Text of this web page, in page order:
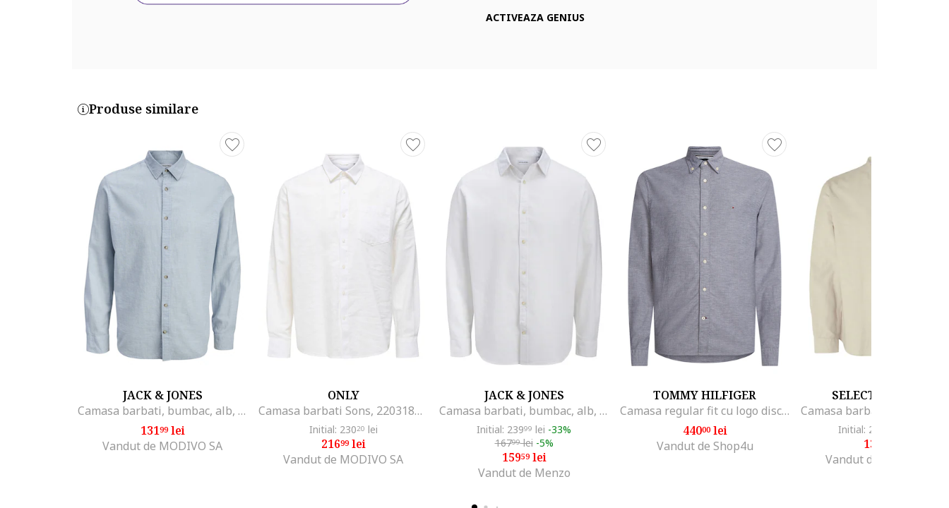
ACTIVEAZA GENIUS
Produse similare
JACK & JONES
Camasa barbati, bumbac, alb, sistem inchidere nasturi - 658977, Albastru deschis/Albastru
13199lei
Vandut de MODIVO SA
ONLY
Camasa barbati Sons, 22031804, In/Bumbac, Alb, Alb
Initial: 23020 lei
21699lei
Vandut de MODIVO SA
JACK & JONES
Camasa barbati, bumbac, alb, sistem inchidere nasturi - 658977, Alb
Initial: 23999 lei -33%
16799lei -5%
15959lei
Vandut de Menzo
TOMMY HILFIGER
Camasa regular fit cu logo discret si guler Oxford, Gri cenusiu
44000lei
Vandut de Shop4u
SELECTED HOMME
Initial: 270
138
Vandut de MODIVO SA